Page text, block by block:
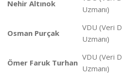
Nehir Altınok
Uzmanı)
Osman Purçak
VDU (Veri
Uzmanı)
Ömer Faruk Turhan
VDU (Veri
Uzmanı)